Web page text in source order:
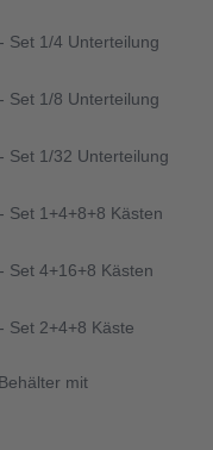
Set 1/4 Unterteilung
Set 1/8 Unterteilung
Set 1/32 Unterteilung
1+4+8+8 Kästen
4+16+8 Kästen
Set 2+4+8 Käste
mit